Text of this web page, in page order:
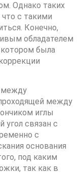
Однако таких
с такими
Конечно,
обладателем
котором была
между
между
иглы
угол связан с
с
основания
под каким
так как в